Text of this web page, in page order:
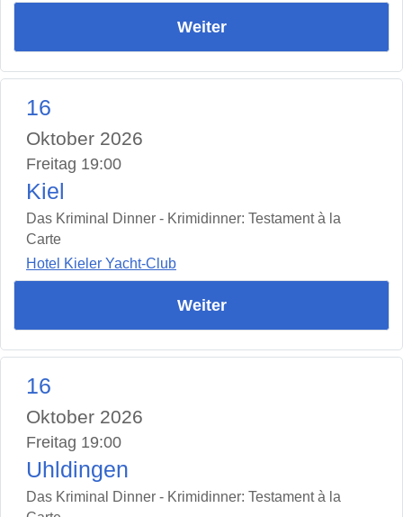
Weiter
16
Oktober 2026
Freitag 19:00
Kiel
Das Kriminal Dinner - Krimidinner: Testament à la
Carte
Hotel Kieler Yacht-Club
Weiter
16
Oktober 2026
Freitag 19:00
Uhldingen
Das Kriminal Dinner - Krimidinner: Testament à la